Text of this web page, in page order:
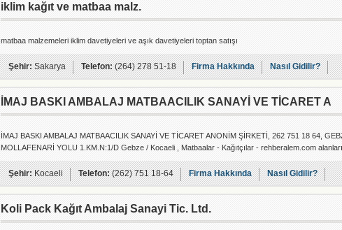
iklim kağıt ve matbaa malz.
matbaa malzemeleri iklim davetiyeleri ve aşık davetiyeleri toptan satışı
Şehir:Sakarya Telefon:(264) 278 51-18 Firma Hakkında Nasıl Gidilir?
İMAJ BASKI AMBALAJ MATBAACILIK SANAYİ VE TİCARET A
İMAJ BASKI AMBALAJ MATBAACILIK SANAYİ VE TİCARET ANONİM ŞİRKETİ, 262 751 18 64,
MOLLAFENARİ YOLU 1.KM.N:1/D Gebze / Kocaeli , Matbaalar - Kağıtçılar - rehberalem.com
Şehir:Kocaeli Telefon:(262) 751 18-64 Firma Hakkında Nasıl Gidilir?
Koli Pack Kağıt Ambalaj Sanayi Tic. Ltd.